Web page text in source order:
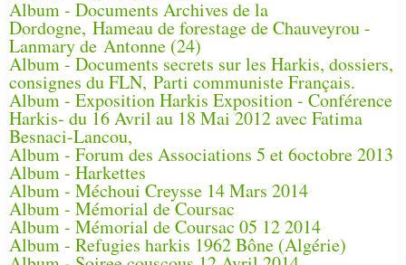
Album - Documents Archives de la
Dordogne, Hameau de forestage de Chauveyrou -
Lanmary de Antonne (24)
Album - Documents secrets sur les Harkis, dossiers,
consignes du FLN, Parti communiste Français.
Album - Exposition Harkis Exposition - Conférence
Harkis- du 16 Avril au 18 Mai 2012 avec Fatima
Besnaci-Lancou,
Album - Forum des Associations 5 et 6octobre 2013
Album - Harkettes
Album - Méchoui Creysse 14 Mars 2014
Album - Mémorial de Coursac
Album - Mémorial de Coursac 05 12 2014
Album - Refugies harkis 1962 Bône (Algérie)